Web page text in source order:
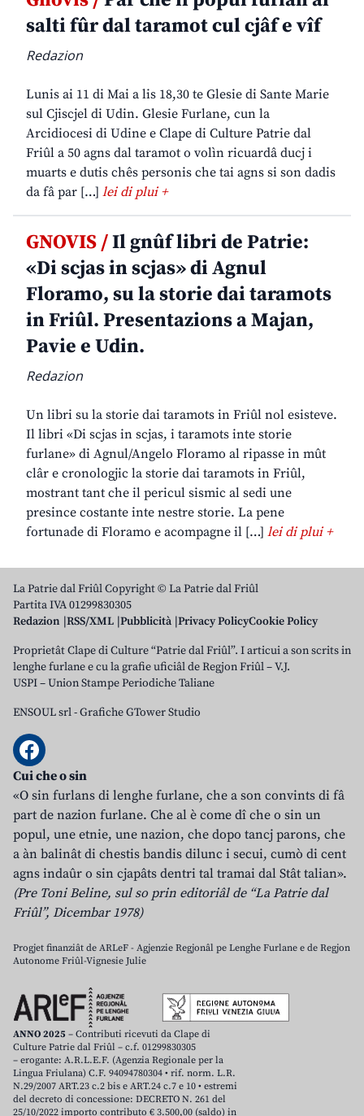
salti fûr dal taramot cul cjâf e vîf
Redazion
Lunis ai 11 di Mai a lis 18,30 te Glesie di Sante Marie
sul Cjiscjel di Udin. Glesie Furlane, cun la
Arcidiocesi di Udine e Clape di Culture Patrie dal
Friûl a 50 agns dal taramot o volìn ricuardâ ducj i
muarts e dutis chês personis che tai agns si son dadis
da fâ par […] lei di plui +
GNOVIS /Il gnûf libri de Patrie:
«Di scjas in scjas» di Agnul
Floramo, su la storie dai taramots
in Friûl. Presentazions a Majan,
Pavie e Udin.
Redazion
Un libri su la storie dai taramots in Friûl nol esisteve.
Il libri «Di scjas in scjas, i taramots inte storie
furlane» di Agnul/Angelo Floramo al ripasse in mût
clâr e cronologjic la storie dai taramots in Friûl,
mostrant tant che il pericul sismic al sedi une
presince costante inte nestre storie. La pene
fortunade di Floramo e acompagne il […] lei di plui +
La Patrie dal Friûl Copyright © La Patrie dal Friûl
Partita IVA 01299830305
Redazion RSS/XML Pubblicità Privacy PolicyCookie Policy
Proprietât Clape di Culture “Patrie dal Friûl”. I articui a son scrits in
lenghe furlane e cu la grafie uficiâl de Regjon Friûl – V.J.
USPI – Union Stampe Periodiche Taliane
ENSOUL srl-Grafiche GTower Studio
Cui che o sin
«O sin furlans di lenghe furlane, che a son convints di fâ
part de nazion furlane. Che al è come dî che o sin un
popul, une etnie, une nazion, che dopo tancj parons, che
a àn balinât di chestis bandis dilunc i secui, cumò di cent
agns indaûr o sin cjapâts dentri tal tramai dal Stât talian».
(Pre Toni Beline, sul so prin editoriâl de “La Patrie dal
Friûl”, Dicembar 1978)
Progjet finanziât de ARLeF - Agjenzie Regjonâl pe Lenghe Furlane e de Regjon
Autonome Friûl-Vignesie Julie
ANNO 2025 – Contributi ricevuti da Clape di
Culture Patrie dal Friûl – c.f. 01299830305
– erogante: A.R.L.E.F. (Agenzia Regionale per la
Lingua Friulana) C.F. 94094780304 • rif. norm. L.R.
N.29/2007 ART.23 c.2 bis e ART.24 c.7 e 10 • estremi
del decreto di concessione: DECRETO N. 261 del
25/10/2022 importo contributo € 3.500,00 (saldo) in